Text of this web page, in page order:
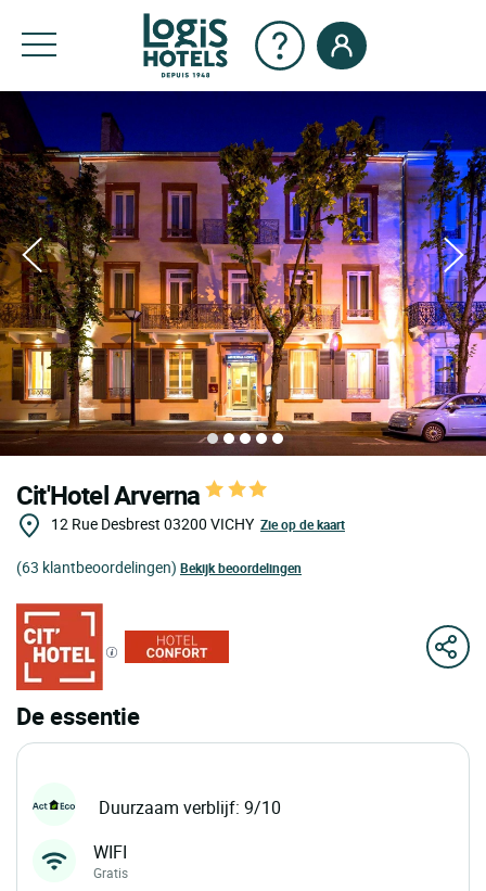
Cit'Hotel Arverna
12 Rue Desbrest 03200 VICHY Zie op de kaart
(63 klantbeoordelingen) Bekijk beoordelingen
De essentie
Duurzaam verblijf: 9/10
WIFI
Gratis